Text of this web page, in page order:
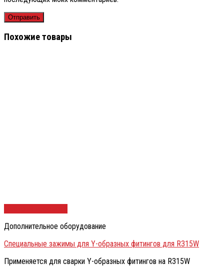
Похожие товары
Дополнительное оборудование
Специальные зажимы для Y-образных фитингов для R315W
Применяется для сварки Y-образных фитингов на R315W